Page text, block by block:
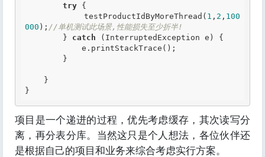
try {
            testProductIdByMoreThread(
1 , 2 , 100
000 ); //单机测试此场景,性能损失至少折半!
        }
catch (InterruptedException e) {
}
项目是一个递进的过程，优先考虑缓存，其次读写分
离，再分表分库。当然这只是个人想法，各位伙伴还
是根据自己的项目和业务来综合考虑实行方案。